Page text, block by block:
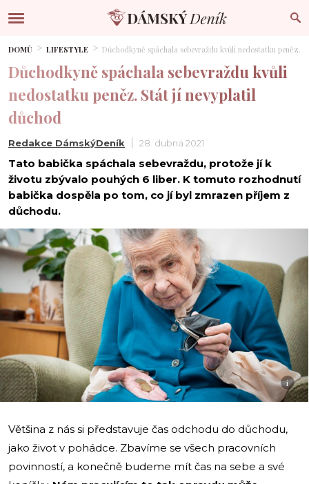
DOMŮ LIFESTYLE Důchodkyně spáchala sebevraždu kvůli nedostatku peněz.
Důchodkyně spáchala sebevraždu kvůli
nedostatku peněz. Stát jí nevyplatil
důchod
Redakce DámskýDeník 28. dubna 2021
Tato babička spáchala sebevraždu, protože jí k
životu zbývalo pouhých 6 liber. K tomuto rozhodnutí
babička dospěla po tom, co jí byl zmrazen příjem z
důchodu.
i
Většina z nás si představuje čas odchodu do důchodu,
jako život v pohádce. Zbavíme se všech pracovních
povinností, a konečně budeme mít čas na sebe a své